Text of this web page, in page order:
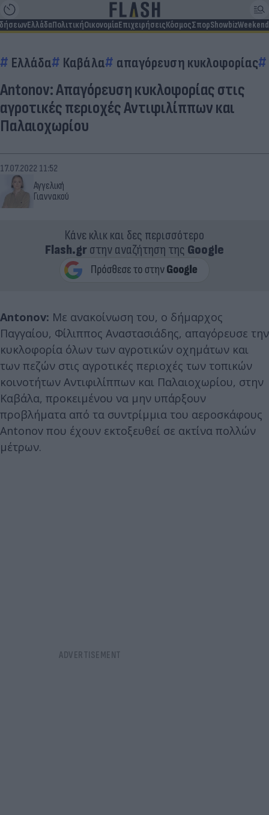
ΕλλάδαΠολιτικήΟικονομίαΕπιχειρήσειςΚόσμοςΣπορShowbizWeekend
Ελλάδα Καβάλα απαγόρευση κυκλοφορίας
Antonov: Απαγόρευση κυκλοφορίας στις
αγροτικές περιοχές Αντιφιλίππων και
Παλαιοχωρίου
Αγγελική
Γιαννακού
17.07.2022 11:52
Κάνε κλικ και δες περισσότερο
Flash.grστην αναζήτηση της Google
Antonov: Με ανακοίνωση του, ο δήμαρχος
Παγγαίου, Φίλιππος Αναστασιάδης, απαγόρευσε την
κυκλοφορία όλων των αγροτικών οχημάτων και
των πεζών στις αγροτικές περιοχές των τοπικών
κοινοτήτων Αντιφιλίππων και Παλαιοχωρίου, στην
Καβάλα, προκειμένου να μην υπάρξουν
προβλήματα από τα συντρίμμια του αεροσκάφους
Antonov που έχουν εκτοξευθεί σε ακτίνα πολλών
μέτρων.